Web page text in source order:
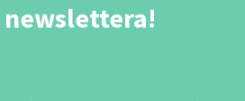
newslettera!